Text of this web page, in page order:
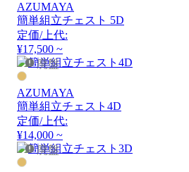
AZUMAYA
簡単組立チェスト 5D
定価/上代:
¥17,500 ~
廃盤
AZUMAYA
簡単組立チェスト4D
定価/上代:
¥14,000 ~
廃盤